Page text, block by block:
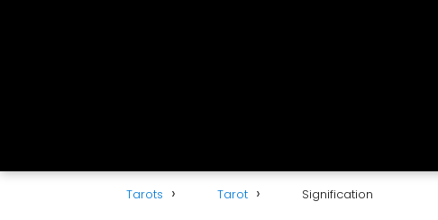
Tarots Tarot Signification